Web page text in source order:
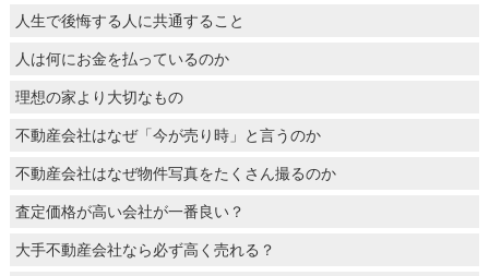
人生で後悔する人に共通すること
人は何にお金を払っているのか
理想の家より大切なもの
不動産会社はなぜ「今が売り時」と言うのか
不動産会社はなぜ物件写真をたくさん撮るのか
査定価格が高い会社が一番良い？
大手不動産会社なら必ず高く売れる？